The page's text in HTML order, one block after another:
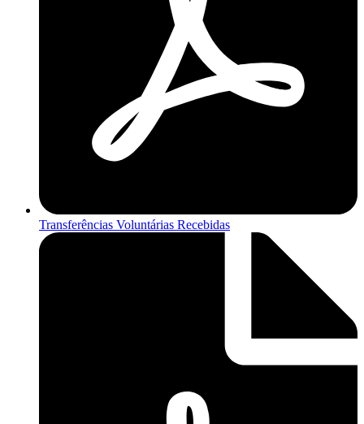
Transferências Voluntárias Recebidas